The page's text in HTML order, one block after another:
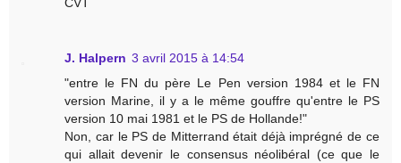
J. Halpern 3 avril 2015 à 14:54
"entre le FN du père Le Pen version 1984 et le FN
version Marine, il y a le même gouffre qu'entre le PS
version 10 mai 1981 et le PS de Hollande!"
Non, car le PS de Mitterrand était déjà imprégné de ce
qui allait devenir le consensus néolibéral (ce que le